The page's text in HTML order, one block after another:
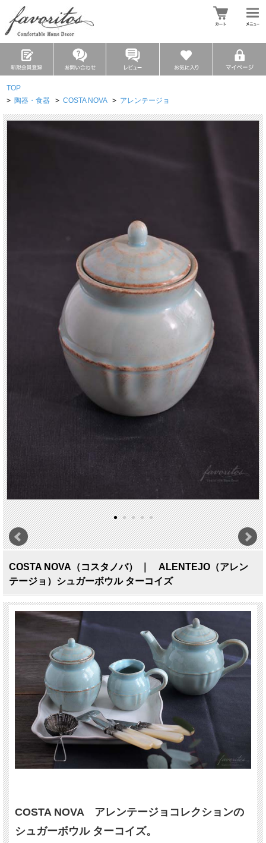
TOP
> 陶器・食器 > COSTA NOVA > アレンテージョ
COSTA NOVA（コスタノバ） ｜ ALENTEJO（アレン
テージョ）シュガーボウル ターコイズ
COSTA NOVA アレンテージョコレクションの
シュガーボウル ターコイズ。